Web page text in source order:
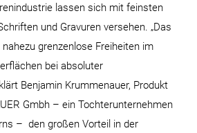
lassen sich mit feinsten
und Gravuren versehen. „Das
grenzenlose Freiheiten im
bei absoluter
Benjamin Krummenauer, Produkt
Gmbh – ein Tochterunternehmen
– den großen Vorteil in der